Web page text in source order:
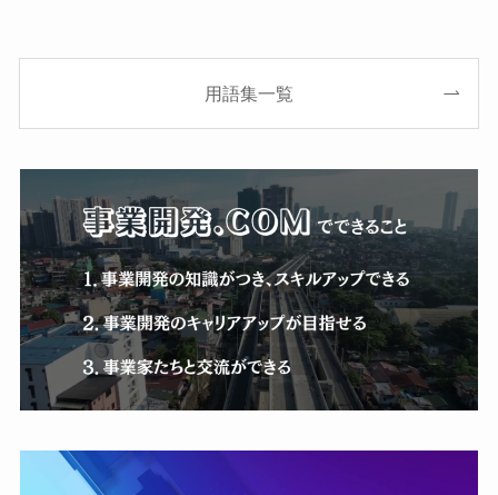
用語集一覧